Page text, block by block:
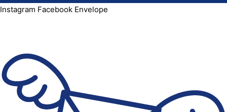
Instagram Facebook Envelope